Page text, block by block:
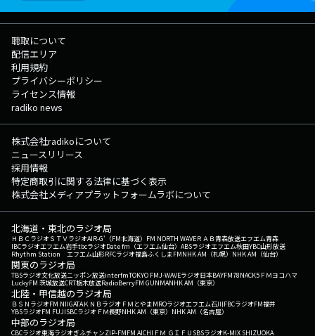
聴取について
配信エリア
利用規約
プライバシーポリシー
ライセンス情報
radiko news
株式会社radikoについて
ニュースリリース
採用情報
特定商取引に関する法律に基づく表示
株式会社メディアプラットフォームラボについて
北海道・東北のラジオ局
ＨＢＣラジオＳＴＶラジオAIR-G'（FM北海道） FM NORTH WAVEＲＡＢ青森放送エフエム青森
IBCラジオエフエム岩手tbcラジオDate fm（エフエム仙台） ABSラジオエフエム秋田YBC山形放送
Rhythm Station エフエム山形RFCラジオ福島ふくしまFMNHK AM（札幌） NHK AM（仙台）
関東のラジオ局
TBSラジオ文化放送ニッポン放送interfmTOKYO FMJ-WAVEラジオ日本BAYFM78NACK5 ＦＭヨコハマ
LuckyFM 茨城放送CRT栃木放送RadioBerryFM GUNMANHK AM（東京）
北陸・甲信越のラジオ局
ＢＳＮラジオFM NIIGATAＫＮＢラジオ ＦＭとやまMROラジオエフエム石川FBCラジオFM福井
YBSラジオFM FUJISBCラジオ ＦＭ長野NHK AM（東京） NHK AM（名古屋）
中部のラジオ局
CBCラジオ東海ラジオぎふチャンZIP-FMFM AICHI ＦＭ ＧＩＦＵ SBSラジオK-MIX SHIZUOKA